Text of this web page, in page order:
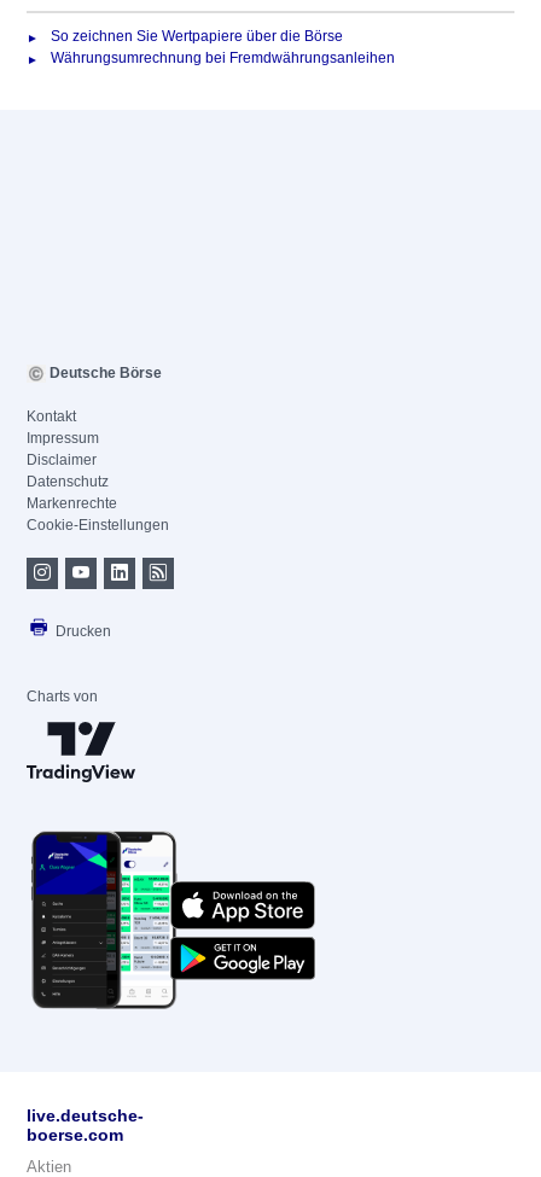
So zeichnen Sie Wertpapiere über die Börse
Währungsumrechnung bei Fremdwährungsanleihen
Deutsche Börse
Kontakt
Impressum
Disclaimer
Datenschutz
Markenrechte
Cookie-Einstellungen
Drucken
Charts von
live.deutsche-
boerse.com
Aktien